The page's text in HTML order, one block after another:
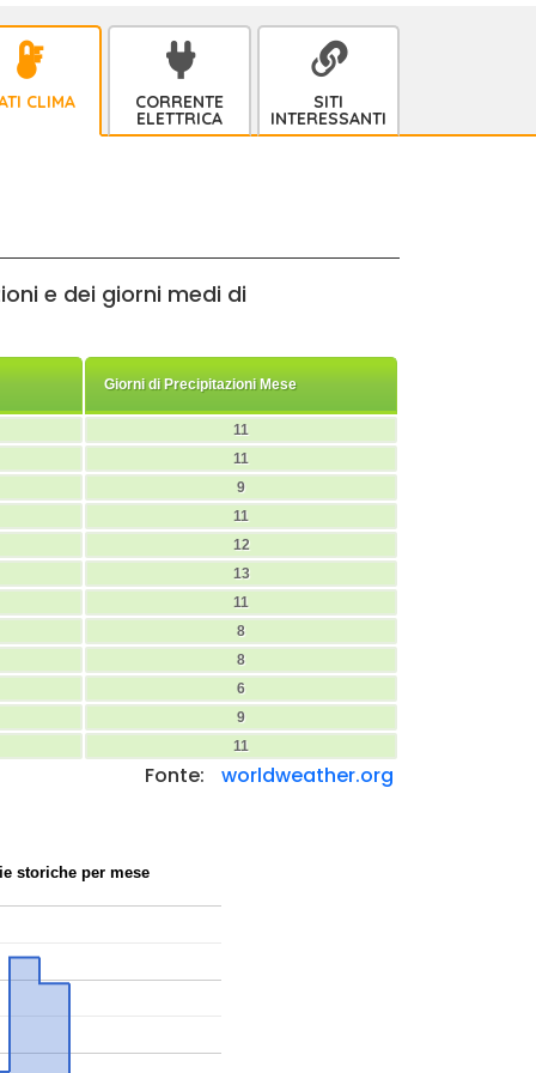
CLIMA CORRENTE
ELETTRICA
SITI
INTERESSANTI
e dei giorni medi di
Giorni di Precipitazioni Mese
11
11
9
11
12
13
11
8
8
6
9
11
Fonte: worldweather.org
storiche per mese